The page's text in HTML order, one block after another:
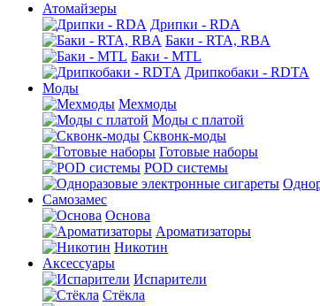
Атомайзеры
Дрипки - RDA
Баки - RTA, RBA
Баки - MTL
Дрипкобаки - RDTA
Моды
Мехмоды
Моды с платой
Сквонк-моды
Готовые наборы
POD системы
Самозамес
Основа
Ароматизаторы
Никотин
Аксессуары
Испарители
Стёкла